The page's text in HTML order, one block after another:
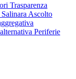
Trasparenza
Ascolto
Periferie